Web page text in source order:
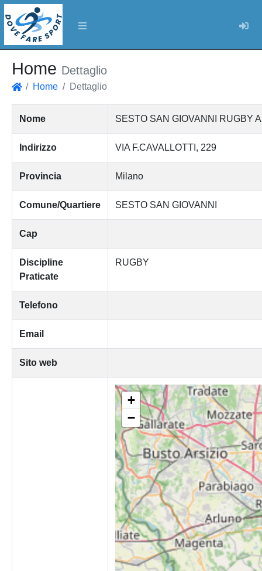
Home Dettaglio
Home Dettaglio
Nome SESTO SAN GIOVANNI RUGBY
Indirizzo VIA F.CAVALLOTTI, 229
Provincia Milano
Comune/Quartiere SESTO SAN GIOVANNI
Cap
Discipline
Praticate
RUGBY
Telefono
Email
Sito web
+
−